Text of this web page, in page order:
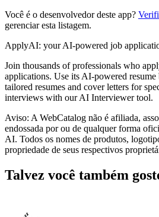
Você é o desenvolvedor deste app?
gerenciar esta listagem.
ApplyAI: your AI-powered job
Join thousands of professionals who
applications. Use its AI-powered
tailored resumes and cover letters for
interviews with our AI Interviewer tool.
Aviso: A WebCatalog não é afiliada,
endossada por ou de qualquer forma
AI. Todos os nomes de produtos,
propriedade de seus respectivos
Talvez você também